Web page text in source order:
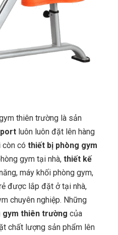
thiên trường là sản
luôn luôn đặt lên hàng
còn có thiết bị phòng gym
gym tại nhà, thiết kế
máy khối phòng gym,
được lắp đặt ở tại nhà,
chuyên nghiệp. Những
gym thiên trường của
chất lượng sản phẩm lên